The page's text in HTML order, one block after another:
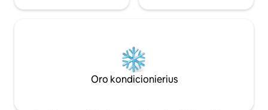
Oro kondicionierius